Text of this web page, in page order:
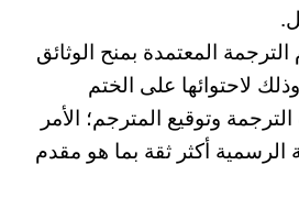
المعتمدة بمنح الوثائق
لاحتوائها على الختم
وتوقيع المترجم؛ الأمر
الرسمية أكثر ثقة بما هو مقدم